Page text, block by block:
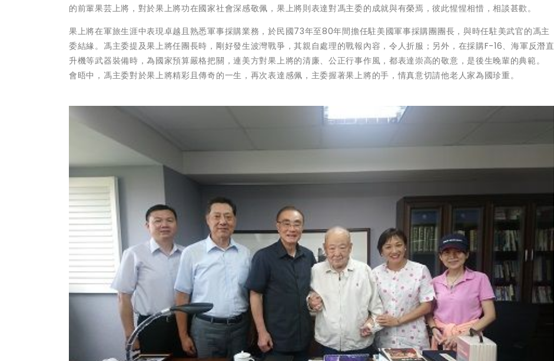
的前輩果芸上將，對於果上將功在國家社會深感敬佩，果上將則表達對馮主委的成就與有榮焉，彼此惺惺相惜，相談甚歡。
果上將在軍旅生涯中表現卓越且熟悉軍事採購業務，於民國73年至80年間擔任駐美國軍事採購團團長，與時任駐美武官的馮主
委結緣。馮主委提及果上將任團長時，剛好發生波灣戰爭，其親自處理的戰報內容，令人折服；另外，在採購F-16、海軍反潛直
升機等武器裝備時，為國家預算嚴格把關，連美方對果上將的清廉、公正行事作風，都表達崇高的敬意，是後生晚輩的典範。
會晤中，馮主委對於果上將精彩且傳奇的一生，再次表達感佩，主委握著果上將的手，情真意切請他老人家為國珍重。